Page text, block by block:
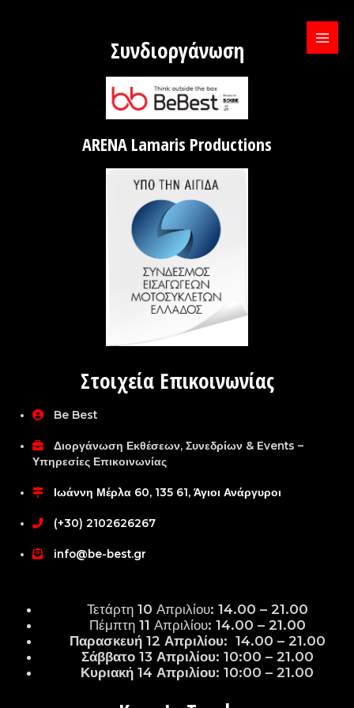
MAIN
Συνδιοργάνωση
ARENA Lamaris Productions
Στοιχεία Επικοινωνίας
Be Best
Διοργάνωση Εκθέσεων, Συνεδρίων & Events –
Υπηρεσίες Επικοινωνίας
Ιωάννη Μέρλα 60, 135 61, Άγιοι Ανάργυροι
(+30) 2102626267
info@be-best.gr
Τετάρτη 10 Απριλίου: 14.00 – 21.00
Πέμπτη 11 Απριλίου: 14.00 – 21.00
Παρασκευή 12 Απριλίου: 14.00 – 21.00
Σάββατο 13 Απριλίου: 10:00 – 21.00
Κυριακή 14 Απριλίου: 10:00 – 21.00